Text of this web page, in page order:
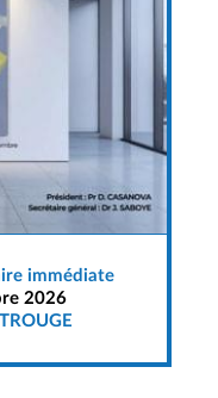
immédiate
2026